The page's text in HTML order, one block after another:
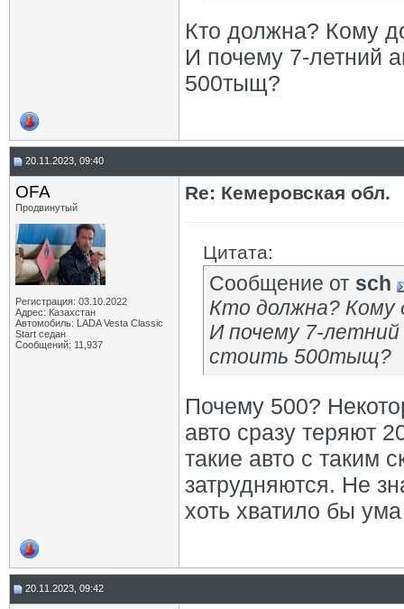
Кто должна? Кому
И почему 7-летний
500тыщ?
20.11.2023, 09:40
OFA
Продвинутый
Регистрация: 03.10.2022
Адрес: Казахстан
Автомобиль: LADA Vesta Classic
Start седан
Сообщений: 11,937
Re: Кемеровская обл.
Цитата:
Сообщение от sch
Кто должна? Кому
И почему 7-
стоить 500тыщ?
Почему 500?
авто сразу теряют
такие авто с таким
затрудняются. Не
хоть хватило бы
20.11.2023, 09:42